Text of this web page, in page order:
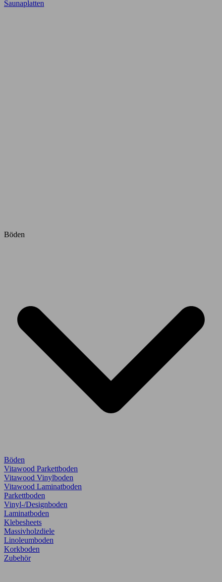
Saunaplatten
Böden
Böden
Vitawood Parkettboden
Vitawood Vinylboden
Vitawood Laminatboden
Parkettboden
Vinyl-/Designboden
Laminatboden
Klebesheets
Massivholzdiele
Linoleumboden
Korkboden
Zubehör